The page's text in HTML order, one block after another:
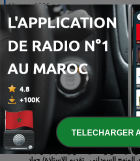
16 mars 2025
918 -
الطعام من بودكاست كلامنا اخضر..
دكتورة/ منار عبد السلام من مصر "2
09 mars 2025
917
زيرو من بودكاست كلامنا اخضر.. تقديم
دكتورة/ منار عبد السلام من مصر "1
02 mars 2025
916 - حلقة بعنوان: العوامل المؤثره على الاتزان الكيميائي (2)
المنهج السوداني.. تقديم الاستاذة/ جهاد
مجذوب من السودان "915
15 août 2023
915 - حلقة بعنوان: العوامل المؤثره على الاتزان الكيميائي (1)
TELECHARGER